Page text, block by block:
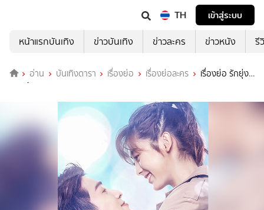
TH
เข้าสู่ระบบ
หน้าแรกบันเทิง
ข่าวบันเทิง ข่าวละคร ข่าวหนัง รี
อ่าน บันเทิงดารา เรื่องย่อ เรื่องย่อละคร
เรื่องย่อ รักยุ่งๆ
ของเจ้าชายกบ (WeTV)